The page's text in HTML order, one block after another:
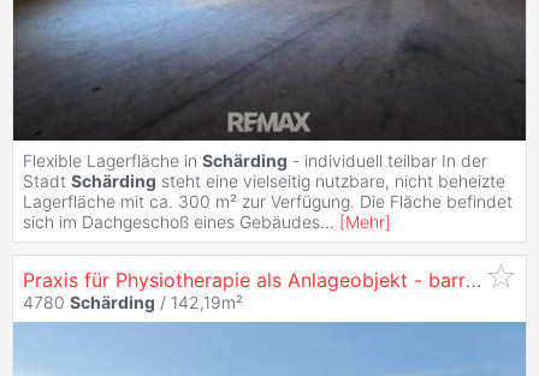
Flexible Lagerfläche in Schärding - individuell teilbar In der
Stadt Schärding steht eine vielseitig nutzbare, nicht beheizte
Lagerfläche mit ca. 300 m² zur Verfügung. Die Fläche befindet
sich im Dachgeschoß eines Gebäudes... [Mehr]
Praxis für Physiotherapie als Anlageobjekt - barrierefrei in
4780 Schärding / 142,19m²